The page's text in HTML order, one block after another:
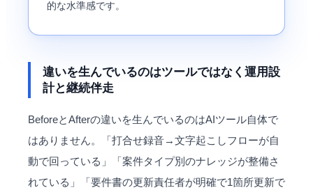
的な水準感です。
違いを生んでいるのはツールではなく運用設
計と継続伴走
BeforeとAfterの違いを生んでいるのはAIツール自体で
はありません。「打合せ録音→文字起こしフローが自
動で回っている」「案件タイプ別のナレッジが整備さ
れている」「要件書の更新責任者が明確で1箇所更新で